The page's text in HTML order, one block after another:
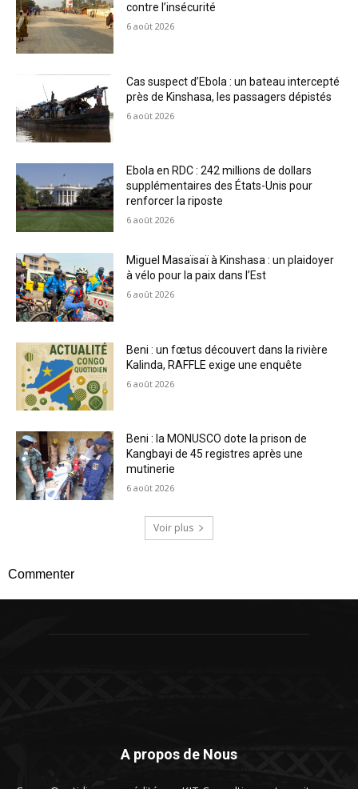
contre l’insécurité
6 août 2026
Cas suspect d’Ebola : un bateau intercepté
près de Kinshasa, les passagers dépistés
6 août 2026
Ebola en RDC : 242 millions de dollars
supplémentaires des États-Unis pour
renforcer la riposte
6 août 2026
Miguel Masaïsaï à Kinshasa : un plaidoyer
à vélo pour la paix dans l’Est
6 août 2026
Beni : un fœtus découvert dans la rivière
Kalinda, RAFFLE exige une enquête
6 août 2026
Beni : la MONUSCO dote la prison de
Kangbayi de 45 registres après une
mutinerie
6 août 2026
Voir plus
Commenter
A propos de Nous